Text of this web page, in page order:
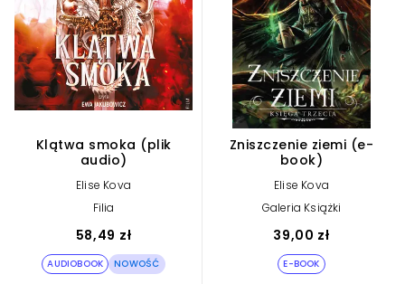
Klątwa smoka (plik
audio)
Elise Kova
Filia
58,49 zł
AUDIOBOOK NOWOŚĆ
Zniszczenie ziemi (e-
book)
Elise Kova
Galeria Książki
39,00 zł
E-BOOK